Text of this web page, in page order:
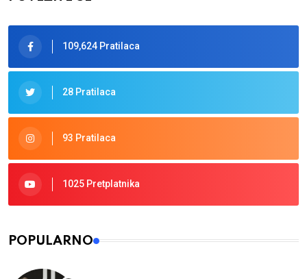
109,624 Pratilaca
28 Pratilaca
93 Pratilaca
1025 Pretplatnika
POPULARNO